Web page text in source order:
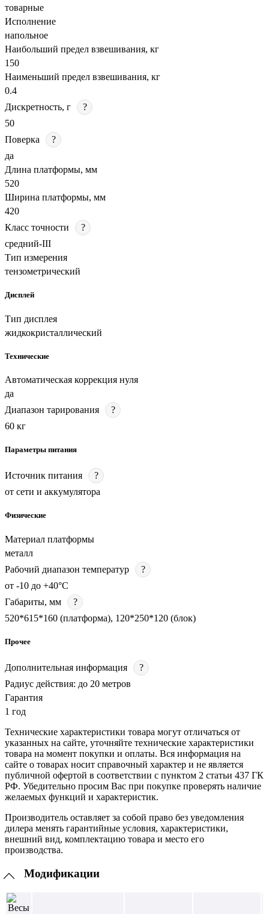
товарные
Исполнение
напольное
Наибольший предел взвешивания, кг
150
Наименьший предел взвешивания, кг
0.4
Дискретность, г
?
50
Поверка
?
да
Длина платформы, мм
520
Ширина платформы, мм
420
Класс точности
?
средний-III
Тип измерения
тензометрический
Дисплей
Тип дисплея
жидкокристаллический
Технические
Автоматическая коррекция нуля
да
Диапазон тарирования
?
60 кг
Параметры питания
Источник питания
?
от сети и аккумулятора
Физические
Материал платформы
металл
Рабочий диапазон температур
?
от -10 до +40°C
Габариты, мм
?
520*615*160 (платформа), 120*250*120 (блок)
Прочее
Дополнительная информация
?
Радиус действия: до 20 метров
Гарантия
1 год
Технические характеристики товара могут отличаться от
указанных на сайте, уточняйте технические характеристики
товара на момент покупки и оплаты. Вся информация на
сайте о товарах носит справочный характер и не является
публичной офертой в соответствии с пунктом 2 статьи 437 ГК
РФ. Убедительно просим Вас при покупке проверять наличие
желаемых функций и характеристик.
Производитель оставляет за собой право без уведомления
дилера менять гарантийные условия, характеристики,
внешний вид, комплектацию товара и место его
производства.
Модификации